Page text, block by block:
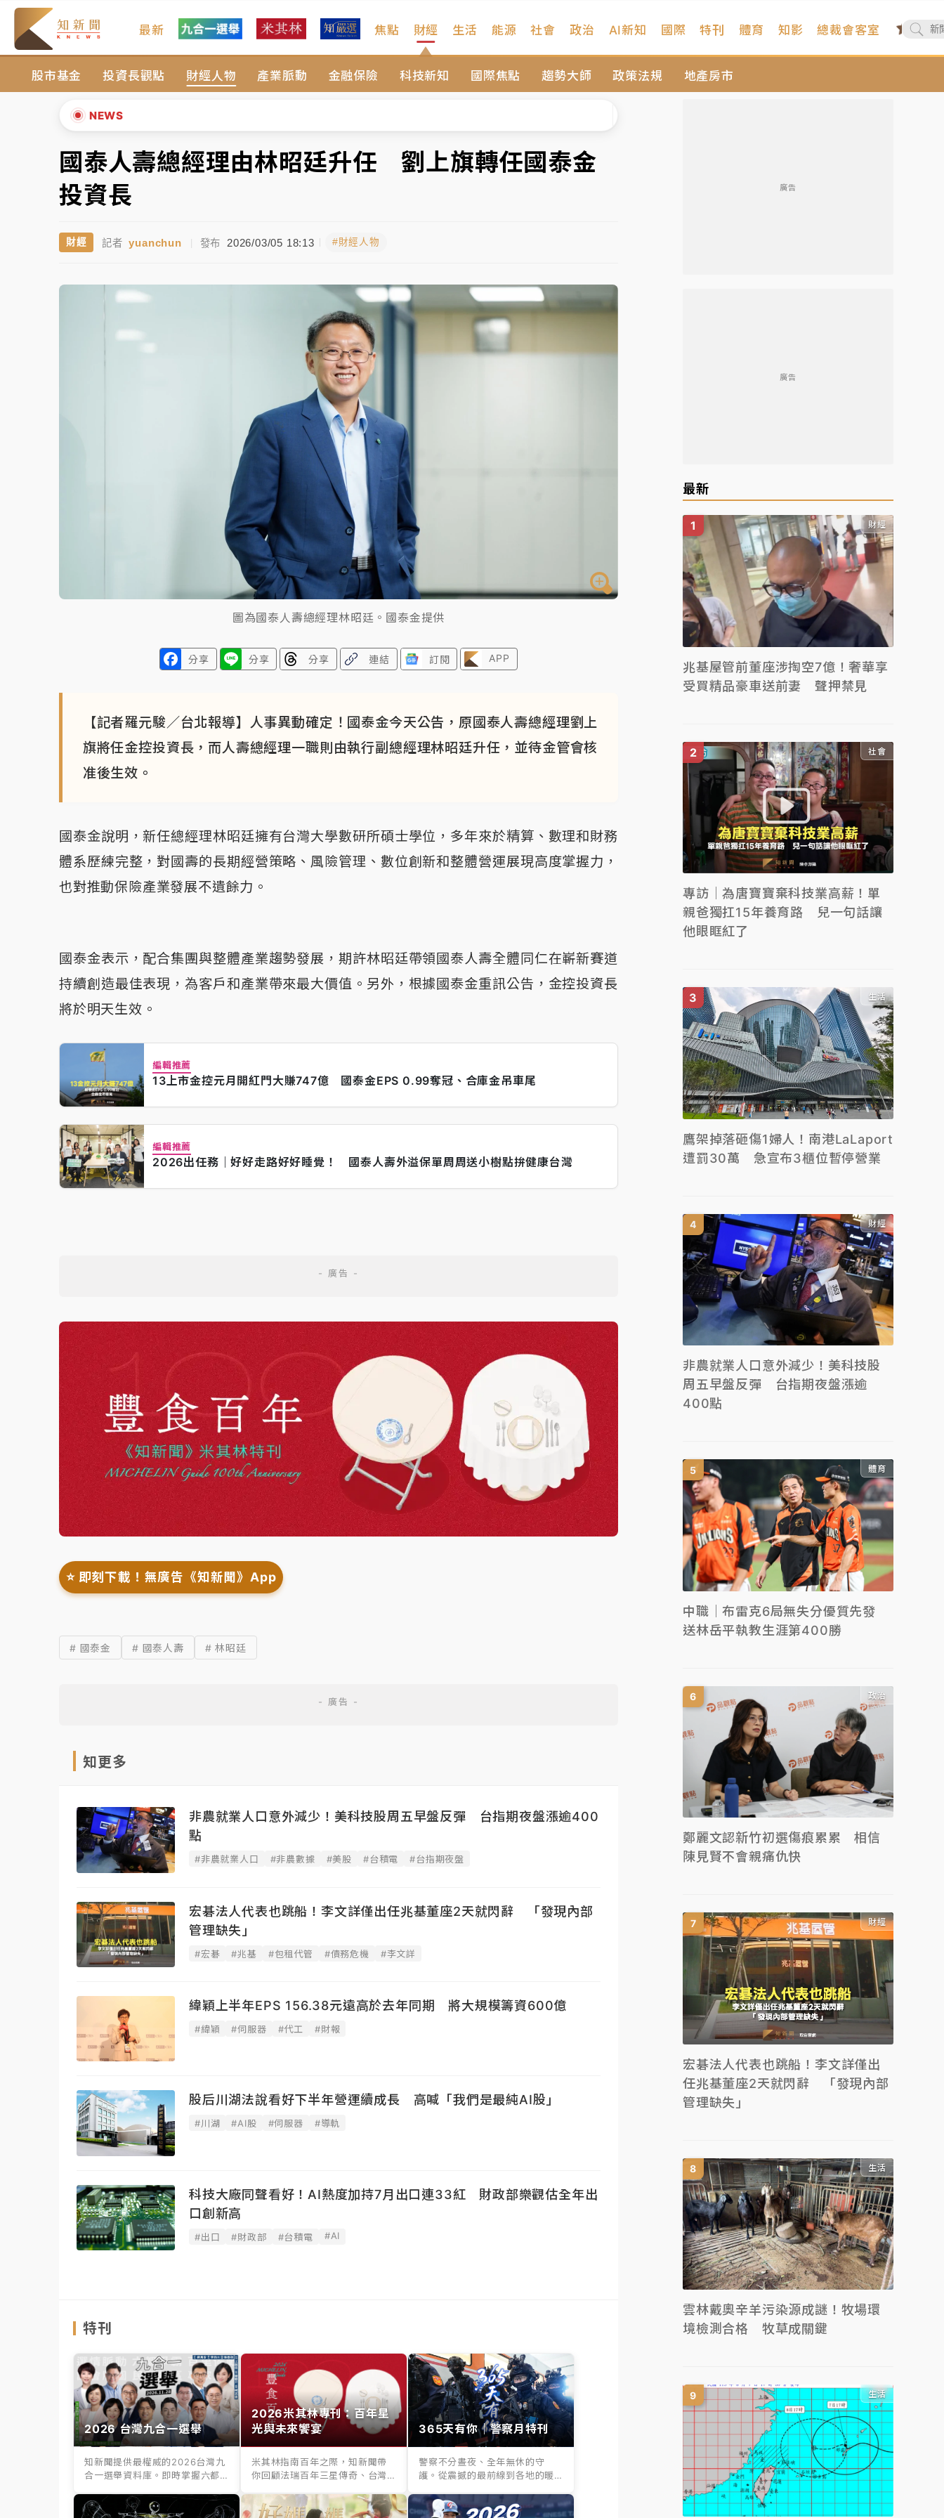
最新 焦點 財經
股市基金 投資長觀點 財經人物 產業脈動 金融保險 科技新知 國際焦點 趨勢大師 政策法規 地產房市
生活 能源 社會 政治 AI新知 國際 特刊 體育 知影 總裁會客室
NEWS
暑假過三周才推「E宿新北打卡趣」！抽獎程序複雜 觀旅局回應了
中信慈善基金會想增加董事人數！辜仲諒向法院聲請遭駁 理由曝光
故宮《龍藏經》特展第2檔！今線上預約開賣一度塞車 周六起展出延長至晚上7時
台東農業處長涉圖利渡假村！東檢抗告成功 今重開羈押庭
女律師陳昱瑄詐慈濟10億！黃金158kg遭查扣畫面曝光
中信慈善基金會想增加董事人數！辜仲諒向法院聲請遭駁 理由曝光
故宮《龍藏經》特展第2檔！今線上預約開賣一度塞車 周六起展出延長至晚上7時
台東農業處長涉圖利渡假村！東檢抗告成功 今重開羈押庭
父親節泡湯了！中颱白海豚雨彈轟3天 「紅到發紫」降雨熱區曝
▲
▼
國泰人壽總經理由林昭廷升任 劉上旗轉任國泰金
投資長
財經 記者 yuanchun | 發布 2026/03/05 18:13 #財經人物
圖為國泰人壽總經理林昭廷。國泰金提供
分享 分享 分享 連結 訂閱 APP
【記者羅元駿／台北報導】人事異動確定！國泰金今天公告，原國泰人壽總經理劉上
旗將任金控投資長，而人壽總經理一職則由執行副總經理林昭廷升任，並待金管會核
准後生效。
國泰金說明，新任總經理林昭廷擁有台灣大學數研所碩士學位，多年來於精算、數理和財務
體系歷練完整，對國壽的長期經營策略、風險管理、數位創新和整體營運展現高度掌握力，
也對推動保險產業發展不遺餘力。
國泰金表示，配合集團與整體產業趨勢發展，期許林昭廷帶領國泰人壽全體同仁在嶄新賽道
持續創造最佳表現，為客戶和產業帶來最大價值。另外，根據國泰金重訊公告，金控投資長
將於明天生效。
編輯推薦
13上市金控元月開紅門大賺747億 國泰金EPS 0.99奪冠、合庫金吊車尾
編輯推薦
2026出任務｜好好走路好好睡覺！ 國泰人壽外溢保單周周送小樹點拚健康台灣
⭐️ 即刻下載！無廣告《知新聞》App
# 國泰金 # 國泰人壽 # 林昭廷
知更多
非農就業人口意外減少！美科技股周五早盤反彈 台指期夜盤漲逾400
點
#非農就業人口 #非農數據 #美股 #台積電 #台指期夜盤
宏碁法人代表也跳船！李文詳僅出任兆基董座2天就閃辭 「發現內部
管理缺失」
#宏碁 #兆基 #包租代管 #債務危機 #李文詳
緯穎上半年EPS 156.38元遠高於去年同期 將大規模籌資600億
#緯穎 #伺服器 #代工 #財報
股后川湖法說看好下半年營運續成長 高喊「我們是最純AI股」
#川湖 #AI股 #伺服器 #導軌
科技大廠同聲看好！AI熱度加持7月出口連33紅 財政部樂觀估全年出
口創新高
#出口 #財政部 #台積電 #AI
特刊
2026 台灣九合一選舉
知新聞提供最權威的2026台灣九
合一選舉資料庫。即時掌握六都
2026米其林專刊：百年星
光與未來饗宴
米其林指南百年之際，知新聞帶
你回顧法瑞百年三星傳奇、台灣
365天有你｜警察月特刊
警察不分晝夜、全年無休的守
護。從震撼的最前線到各地的暖
廣告
廣告
最新
財經
兆基屋管前董座涉掏空7億！奢華享
受買精品豪車送前妻 聲押禁見
社會
專訪｜為唐寶寶棄科技業高薪！單
親爸獨扛15年養育路 兒一句話讓
他眼眶紅了
生活
鷹架掉落砸傷1婦人！南港LaLaport
遭罰30萬 急宣布3櫃位暫停營業
財經
非農就業人口意外減少！美科技股
周五早盤反彈 台指期夜盤漲逾
400點
體育
中職｜布雷克6局無失分優質先發
送林岳平執教生涯第400勝
政治
鄭麗文認新竹初選傷痕累累 相信
陳見賢不會親痛仇快
財經
宏碁法人代表也跳船！李文詳僅出
任兆基董座2天就閃辭 「發現內部
管理缺失」
生活
雲林戴奧辛羊污染源成謎！牧場環
境檢測合格 牧草成關鍵
生活